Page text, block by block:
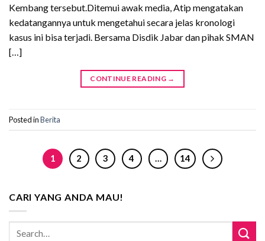
Kembang tersebut.Ditemui awak media, Atip mengatakan
kedatangannya untuk mengetahui secara jelas kronologi
kasus ini bisa terjadi. Bersama Disdik Jabar dan pihak SMAN
[…]
CONTINUE READING →
Posted inBerita
1 2 3 4 … 14
CARI YANG ANDA MAU!